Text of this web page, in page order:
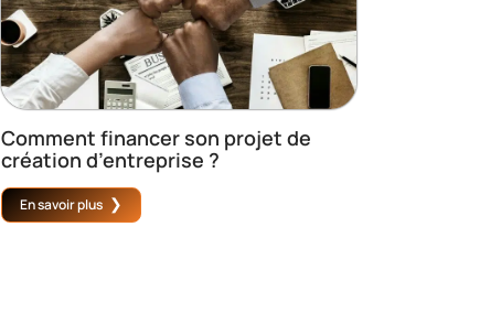
Comment financer son projet de
création d’entreprise ?
En savoir plus